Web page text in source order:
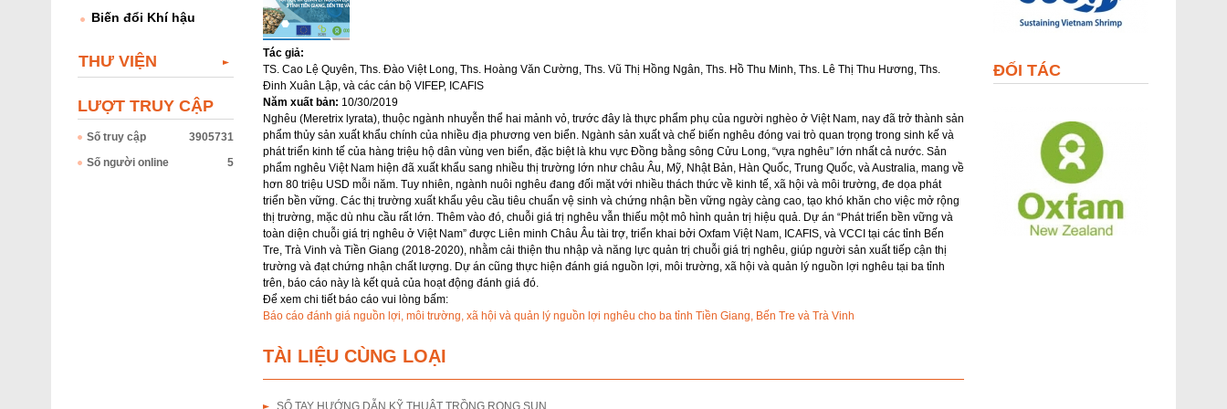
Tác giả:
TS. Cao Lệ Quyên, Ths. Đào Việt Long, Ths. Hoàng Văn Cường, Ths. Vũ Thị Hồng Ngân, Ths. Hồ Thu Minh, Ths. Lê Thị Thu Hương, Ths.
Đinh Xuân Lập, và các cán bộ VIFEP, ICAFIS
Năm xuất bản: 10/30/2019
Nghêu (Meretrix lyrata), thuộc ngành nhuyễn thể hai mảnh vỏ, trước đây là thực phẩm phụ của người nghèo ở Việt Nam, nay đã trở thành sản
phẩm thủy sản xuất khẩu chính của nhiều địa phương ven biển. Ngành sản xuất và chế biến nghêu đóng vai trò quan trọng trong sinh kế và
phát triển kinh tế của hàng triệu hộ dân vùng ven biển, đặc biệt là khu vực Đồng bằng sông Cửu Long, “vựa nghêu” lớn nhất cả nước. Sản
phẩm nghêu Việt Nam hiện đã xuất khẩu sang nhiều thị trường lớn như châu Âu, Mỹ, Nhật Bản, Hàn Quốc, Trung Quốc, và Australia, mang về
hơn 80 triệu USD mỗi năm. Tuy nhiên, ngành nuôi nghêu đang đối mặt với nhiều thách thức về kinh tế, xã hội và môi trường, đe dọa phát
triển bền vững. Các thị trường xuất khẩu yêu cầu tiêu chuẩn vệ sinh và chứng nhận bền vững ngày càng cao, tạo khó khăn cho việc mở rộng
thị trường, mặc dù nhu cầu rất lớn. Thêm vào đó, chuỗi giá trị nghêu vẫn thiếu một mô hình quản trị hiệu quả. Dự án “Phát triển bền vững và
toàn diện chuỗi giá trị nghêu ở Việt Nam” được Liên minh Châu Âu tài trợ, triển khai bởi Oxfam Việt Nam, ICAFIS, và VCCI tại các tỉnh Bến
Tre, Trà Vinh và Tiền Giang (2018-2020), nhằm cải thiện thu nhập và năng lực quản trị chuỗi giá trị nghêu, giúp người sản xuất tiếp cận thị
trường và đạt chứng nhận chất lượng. Dự án cũng thực hiện đánh giá nguồn lợi, môi trường, xã hội và quản lý nguồn lợi nghêu tại ba tỉnh
trên, báo cáo này là kết quả của hoạt động đánh giá đó.
Để xem chi tiết báo cáo vui lòng bấm:
Báo cáo đánh giá nguồn lợi, môi trường, xã hội và quản lý nguồn lợi nghêu cho ba tỉnh Tiền Giang, Bến Tre và Trà Vinh
TÀI LIỆU CÙNG LOẠI
SỔ TAY HƯỚNG DẪN KỸ THUẬT TRỒNG RONG SỤN
Biến đổi Khí hậu
THƯ VIỆN
LƯỢT TRUY CẬP
Số truy cập
3905731
Số người online
5
ĐỐI TÁC